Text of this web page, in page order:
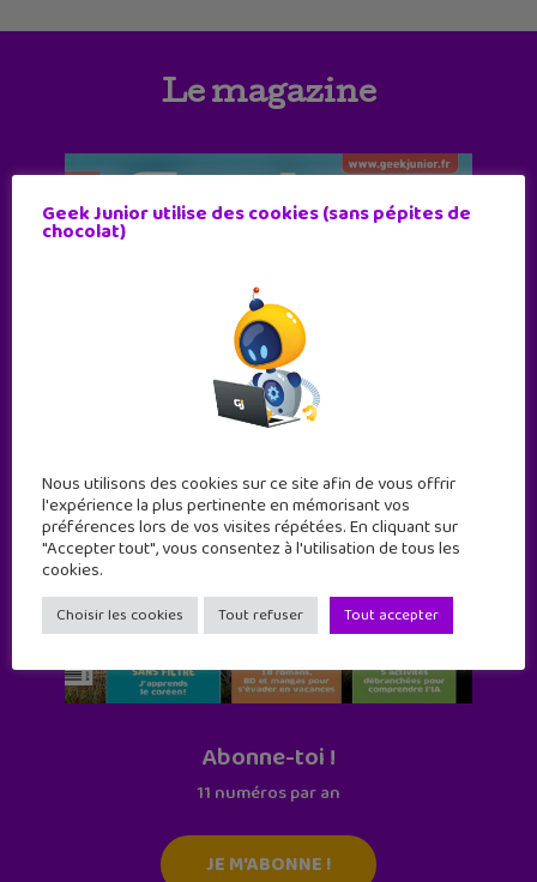
Le magazine
Abonne-toi !
11 numéros par an
JE M'ABONNE !
Geek Junior utilise des cookies (sans pépites de
chocolat)
Nous utilisons des cookies sur ce site afin de vous offrir
l'expérience la plus pertinente en mémorisant vos
préférences lors de vos visites répétées. En cliquant sur
"Accepter tout", vous consentez à l'utilisation de tous les
cookies.
Choisir les cookies Tout refuser Tout accepter